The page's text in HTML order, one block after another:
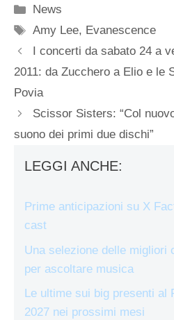
Categorie
News
Tag
Amy Lee, Evanescence
I concerti da sabato 24 a
2011: da Zucchero a Elio e le
Povia
Scissor Sisters: “Col
suono dei primi due dischi”
LEGGI ANCHE:
Prime anticipazioni su X
cast
Una selezione delle migliori
per ascoltare musica
Le ultime sui big presenti al
2027 nei prossimi mesi